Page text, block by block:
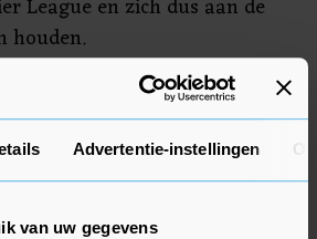
Advertentie-instellingen
van uw gegevens
League en zich dus aan de
houden.
de grote clubs hun beste
Super League laten uitkomen
met een veredeld tweede
zou de waarde van de
aanmerkelijk verminderen.